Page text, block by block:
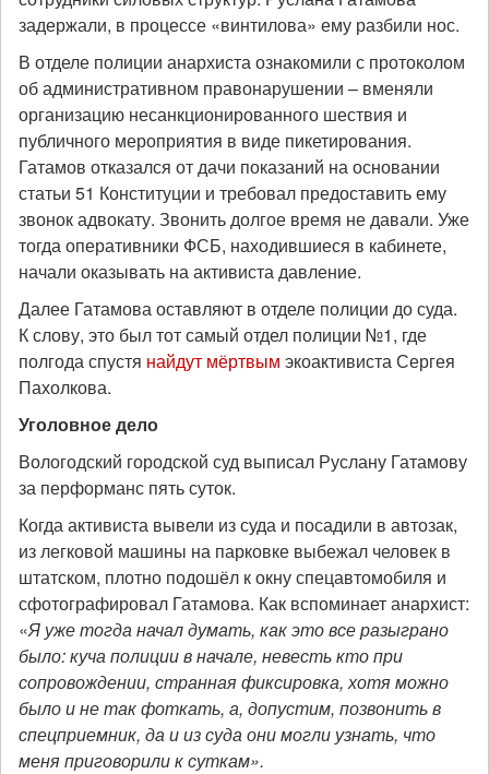
задержали, в процессе «винтилова» ему разбили нос.
В отделе полиции анархиста ознакомили с протоколом
об административном правонарушении – вменяли
организацию несанкционированного шествия и
публичного мероприятия в виде пикетирования.
Гатамов отказался от дачи показаний на основании
статьи 51 Конституции и требовал предоставить ему
звонок адвокату. Звонить долгое время не давали. Уже
тогда оперативники ФСБ, находившиеся в кабинете,
начали оказывать на активиста давление.
Далее Гатамова оставляют в отделе полиции до суда.
К слову, это был тот самый отдел полиции №1, где
полгода спустя найдут мёртвым экоактивиста Сергея
Пахолкова.
Уголовное дело
Вологодский городской суд выписал Руслану Гатамову
за перформанс пять суток.
Когда активиста вывели из суда и посадили в автозак,
из легковой машины на парковке выбежал человек в
штатском, плотно подошёл к окну спецавтомобиля и
сфотографировал Гатамова. Как вспоминает анархист:
«Я уже тогда начал думать, как это все разыграно
было: куча полиции в начале, невесть кто при
сопровождении, странная фиксировка, хотя можно
было и не так фоткать, а, допустим, позвонить в
спецприемник, да и из суда они могли узнать, что
меня приговорили к суткам».